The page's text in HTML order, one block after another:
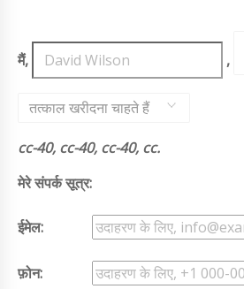
मैं, ,
तत्काल खरीदना चाहते हैं
cc-40, cc-40, cc-40, cc.
मेरे संपर्क सूत्र:
ईमेल:
फ़ोन: